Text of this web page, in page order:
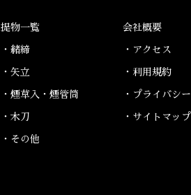
提物一覧
・緒締
・矢立
・煙草入・煙管筒
・木刀
・その他
会社概要
・アクセス
・利用規約
・プライバシー
・サイトマップ